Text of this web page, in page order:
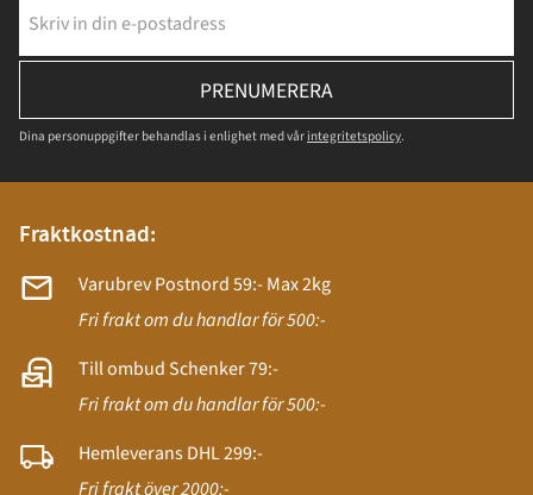
PRENUMERERA
Dina personuppgifter behandlas i enlighet med vår integritetspolicy.
Fraktkostnad:
Varubrev Postnord 59:- Max 2kg
Fri frakt om du handlar för 500:-
Till ombud Schenker 79:-
Fri frakt om du handlar för 500:-
Hemleverans DHL 299:-
Fri frakt över 2000:-